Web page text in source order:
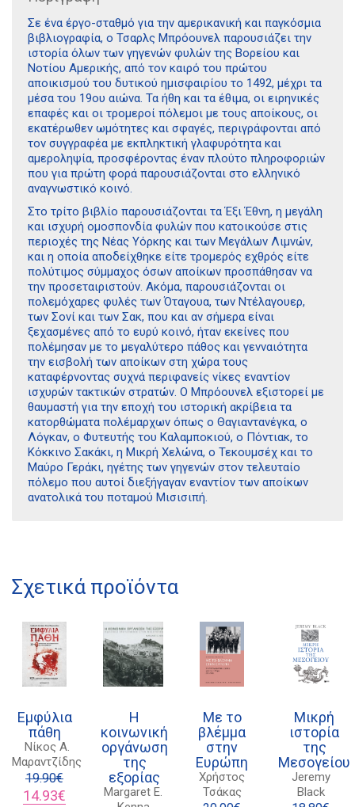
Σε ένα έργο-σταθμό για την αμερικανική και παγκόσμια
βιβλιογραφία, ο Τσαρλς Μπρόουνελ παρουσιάζει την
ιστορία όλων των γηγενών φυλών της Βορείου και
Νοτίου Αμερικής, από τον καιρό του πρώτου
αποικισμού του δυτικού ημισφαιρίου το 1492, μέχρι τα
μέσα του 19ου αιώνα. Τα ήθη και τα έθιμα, οι ειρηνικές
επαφές και οι τρομεροί πόλεμοι με τους αποίκους, οι
εκατέρωθεν ωμότητες και σφαγές, περιγράφονται από
τον συγγραφέα με εκπληκτική γλαφυρότητα και
αμεροληψία, προσφέροντας έναν πλούτο πληροφοριών
που για πρώτη φορά παρουσιάζονται στο ελληνικό
αναγνωστικό κοινό.
Στο τρίτο βιβλίο παρουσιάζονται τα Έξι Έθνη, η μεγάλη
και ισχυρή ομοσπονδία φυλών που κατοικούσε στις
περιοχές της Νέας Υόρκης και των Μεγάλων Λιμνών,
και η οποία αποδείχθηκε είτε τρομερός εχθρός είτε
πολύτιμος σύμμαχος όσων αποίκων προσπάθησαν να
την προσεταιριστούν. Ακόμα, παρουσιάζονται οι
πολεμόχαρες φυλές των Όταγουα, των Ντέλαγουερ,
των Σονί και των Σακ, που και αν σήμερα είναι
ξεχασμένες από το ευρύ κοινό, ήταν εκείνες που
πολέμησαν με το μεγαλύτερο πάθος και γενναιότητα
την εισβολή των αποίκων στη χώρα τους
καταφέρνοντας συχνά περιφανείς νίκες εναντίον
ισχυρών τακτικών στρατών. Ο Μπρόουνελ εξιστορεί με
θαυμαστή για την εποχή του ιστορική ακρίβεια τα
κατορθώματα πολέμαρχων όπως ο Θαγιαντανέγκα, ο
Λόγκαν, ο Φυτευτής του Καλαμποκιού, ο Πόντιακ, το
Κόκκινο Σακάκι, η Μικρή Χελώνα, ο Τεκουμσέχ και το
Μαύρο Γεράκι, ηγέτης των γηγενών στον τελευταίο
πόλεμο που αυτοί διεξήγαγαν εναντίον των αποίκων
ανατολικά του ποταμού Μισισιπή.
Σχετικά προϊόντα
Εμφύλια
πάθη
Νίκος Α.
Μαραντζίδης
19.90€
Original
14.93€
Η
κοινωνική
οργάνωση
της
εξορίας
Margaret E.
Με το
βλέμμα
στην
Ευρώπη
Χρήστος
Τσάκας
Μικρή
ιστορία
της
Μεσογείου
Jeremy
Black
21 1750 8340
kombrai.bs@gmail.com
Πολιτική προστασίας δεδομένων
Τρόποι Πληρωμής
Όροι χρήσης
Αποστολές